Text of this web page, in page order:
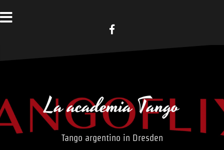
Inhalt
springen
Facebook
La academia Tango
Tango argentino in Dresden